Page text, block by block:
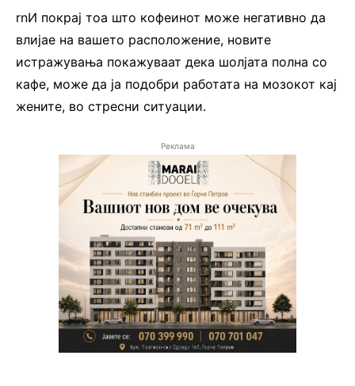
rnИ покрај тоа што кофеинот може негативно да
влијае на вашето расположение, новите
истражувања покажуваат дека шолјата полна со
кафе, може да ја подобри работата на мозокот кај
жените, во стресни ситуации.
Реклама